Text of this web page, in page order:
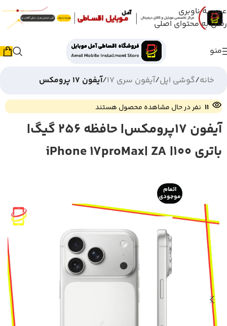
عبور به ناوبری
رفتن به محتوای اصلی
منو
خانه گوشی اپل آیفون سری 17 آیفون 17 پرومکس
11 نفر در حال مشاهده محصول هستند
آیفون 17پرومکس| حافظه 256 گیگ|
باتری 100| iPhone 17proMax| ZA
اتمام
موجودی